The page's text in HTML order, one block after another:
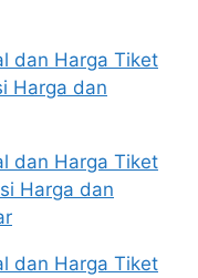
dan Harga Tiket
Harga dan
dan Harga Tiket
Harga dan
dan Harga Tiket